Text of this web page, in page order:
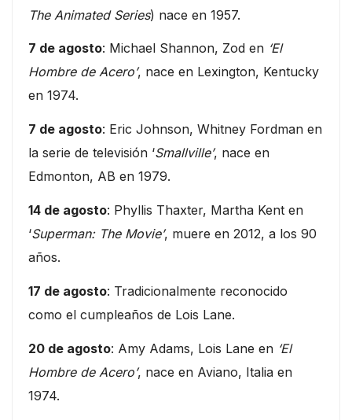
The Animated Series) nace en 1957.
7 de agosto: Michael Shannon, Zod en ‘El
Hombre de Acero’, nace en Lexington, Kentucky
en 1974.
7 de agosto: Eric Johnson, Whitney Fordman en
la serie de televisión ‘Smallville’, nace en
Edmonton, AB en 1979.
14 de agosto: Phyllis Thaxter, Martha Kent en
‘Superman: The Movie’, muere en 2012, a los 90
años.
17 de agosto: Tradicionalmente reconocido
como el cumpleaños de Lois Lane.
20 de agosto: Amy Adams, Lois Lane en ‘El
Hombre de Acero’, nace en Aviano, Italia en
1974.